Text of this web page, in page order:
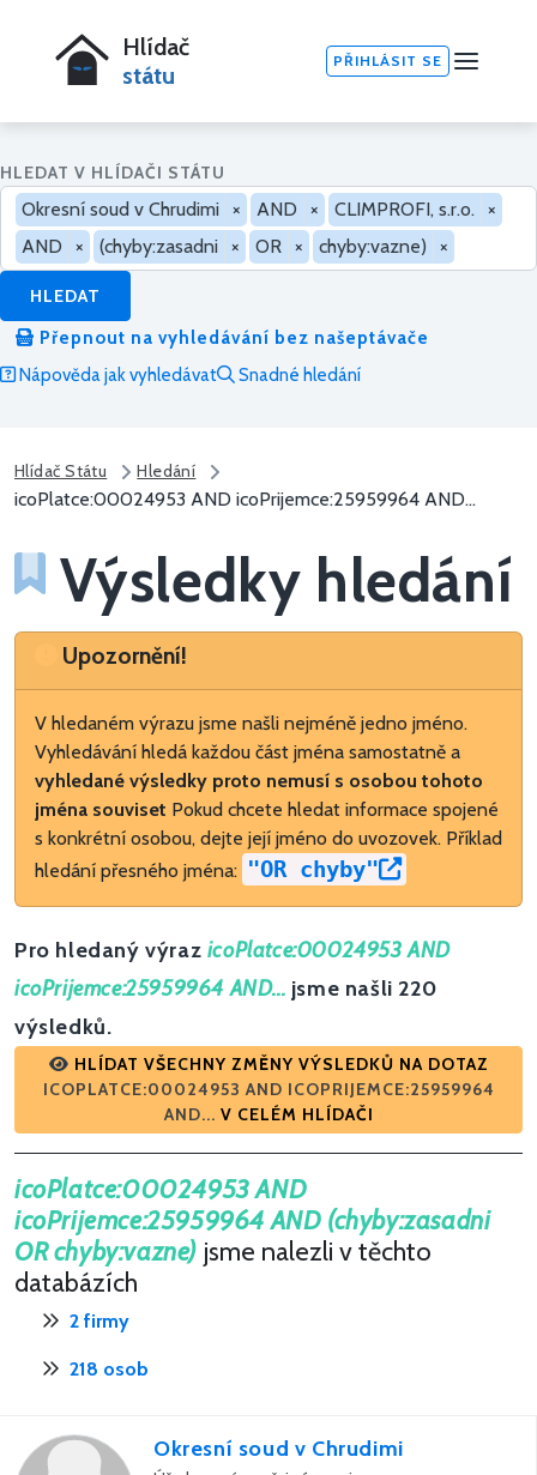
Hlídač
státu
PŘIHLÁSIT SE
HLEDAT V HLÍDAČI STÁTU
Okresní soud v Chrudimi × AND × CLIMPROFI, s.r.o. ×
AND
× (chyby:zasadni × OR × chyby:vazne) ×
HLEDAT
Přepnout na vyhledávání bez našeptávače
Nápověda jak vyhledávat
Snadné hledání
Hlídač Státu Hledání
icoPlatce:00024953 AND icoPrijemce:25959964 AND...
Výsledky hledání
Upozornění
Upozornění!
V hledaném výrazu jsme našli nejméně jedno jméno.
Vyhledávání hledá každou část jména samostatně a
vyhledané výsledky proto nemusí s osobou tohoto
jména souviset Pokud chcete hledat informace spojené
s konkrétní osobou, dejte její jméno do uvozovek. Příklad
hledání přesného jména: "OR chyby"
Pro hledaný výraz icoPlatce:00024953 AND
icoPrijemce:25959964 AND... jsme našli 220
výsledků.
HLÍDAT VŠECHNY ZMĚNY VÝSLEDKŮ NA DOTAZ
ICOPLATCE:00024953 AND ICOPRIJEMCE:25959964
AND... V CELÉM HLÍDAČI
icoPlatce:00024953 AND
icoPrijemce:25959964 AND (chyby:zasadni
OR chyby:vazne) jsme nalezli v těchto
databázích
2 firmy
218 osob
Okresní soud v Chrudimi